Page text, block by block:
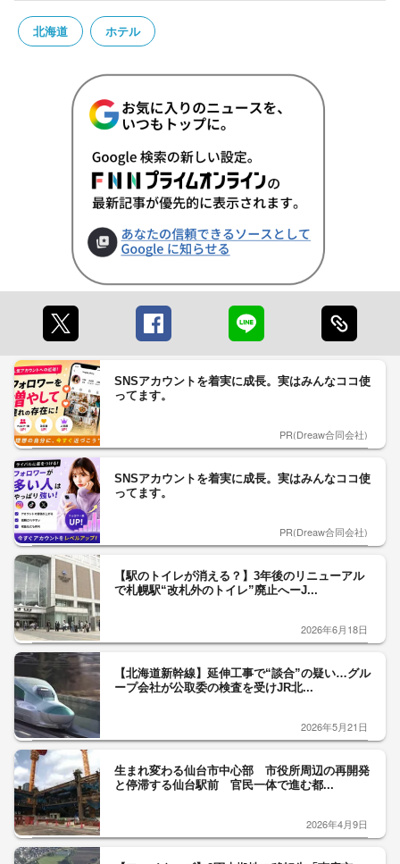
北海道 ホテル
SNSアカウントを着実に成長。実はみんなココ使
ってます。
PR(Dreaw合同会社)
SNSアカウントを着実に成長。実はみんなココ使
ってます。
PR(Dreaw合同会社)
【駅のトイレが消える？】3年後のリニューアル
で札幌駅“改札外のトイレ”廃止へーJ...
2026年6月18日
【北海道新幹線】延伸工事で“談合”の疑い…グル
ープ会社が公取委の検査を受けJR北...
2026年5月21日
生まれ変わる仙台市中心部 市役所周辺の再開発
と停滞する仙台駅前 官民一体で進む都...
2026年4月9日